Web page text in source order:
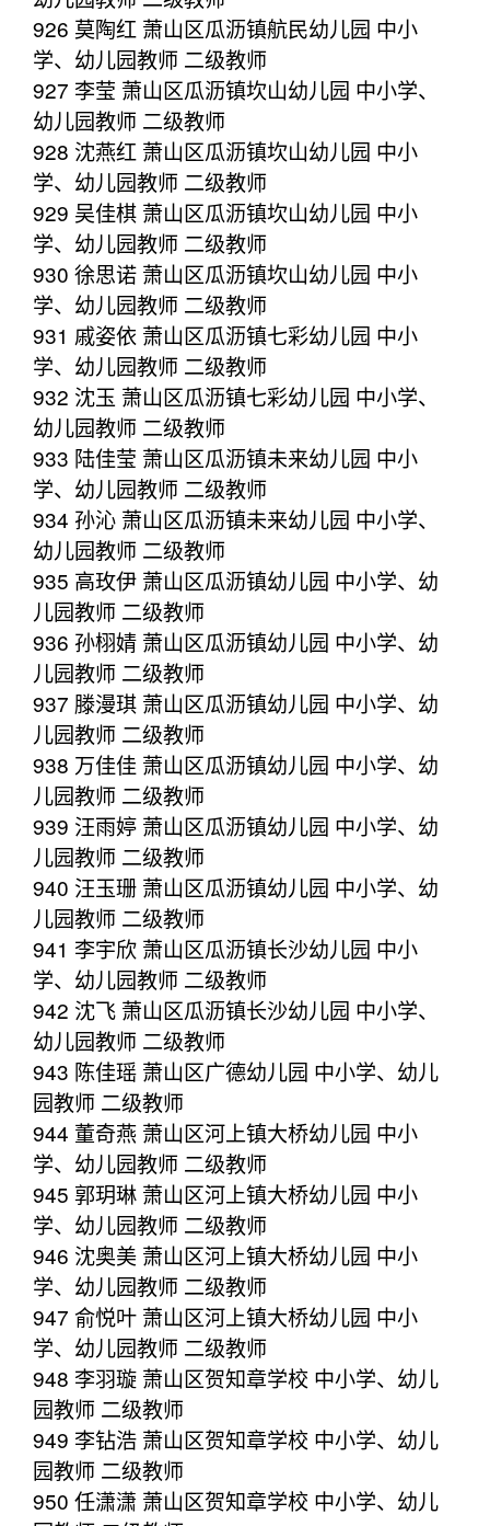
926 莫陶红 萧山区瓜沥镇航民幼儿园 中小
学、幼儿园教师 二级教师
927 李莹 萧山区瓜沥镇坎山幼儿园 中小学、
幼儿园教师 二级教师
928 沈燕红 萧山区瓜沥镇坎山幼儿园 中小
学、幼儿园教师 二级教师
929 吴佳棋 萧山区瓜沥镇坎山幼儿园 中小
学、幼儿园教师 二级教师
930 徐思诺 萧山区瓜沥镇坎山幼儿园 中小
学、幼儿园教师 二级教师
931 戚姿依 萧山区瓜沥镇七彩幼儿园 中小
学、幼儿园教师 二级教师
932 沈玉 萧山区瓜沥镇七彩幼儿园 中小学、
幼儿园教师 二级教师
933 陆佳莹 萧山区瓜沥镇未来幼儿园 中小
学、幼儿园教师 二级教师
934 孙沁 萧山区瓜沥镇未来幼儿园 中小学、
幼儿园教师 二级教师
935 高玫伊 萧山区瓜沥镇幼儿园 中小学、幼
儿园教师 二级教师
936 孙栩婧 萧山区瓜沥镇幼儿园 中小学、幼
儿园教师 二级教师
937 滕漫琪 萧山区瓜沥镇幼儿园 中小学、幼
儿园教师 二级教师
938 万佳佳 萧山区瓜沥镇幼儿园 中小学、幼
儿园教师 二级教师
939 汪雨婷 萧山区瓜沥镇幼儿园 中小学、幼
儿园教师 二级教师
940 汪玉珊 萧山区瓜沥镇幼儿园 中小学、幼
儿园教师 二级教师
941 李宇欣 萧山区瓜沥镇长沙幼儿园 中小
学、幼儿园教师 二级教师
942 沈飞 萧山区瓜沥镇长沙幼儿园 中小学、
幼儿园教师 二级教师
943 陈佳瑶 萧山区广德幼儿园 中小学、幼儿
园教师 二级教师
944 董奇燕 萧山区河上镇大桥幼儿园 中小
学、幼儿园教师 二级教师
945 郭玥琳 萧山区河上镇大桥幼儿园 中小
学、幼儿园教师 二级教师
946 沈奥美 萧山区河上镇大桥幼儿园 中小
学、幼儿园教师 二级教师
947 俞悦叶 萧山区河上镇大桥幼儿园 中小
学、幼儿园教师 二级教师
948 李羽璇 萧山区贺知章学校 中小学、幼儿
园教师 二级教师
949 李钻浩 萧山区贺知章学校 中小学、幼儿
园教师 二级教师
950 任潇潇 萧山区贺知章学校 中小学、幼儿